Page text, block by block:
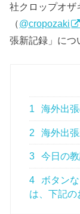
社クロップオザ
（@cropozaki
張新記録」につ
1 海外出
2 海外出
3 今日の教
4
ボタン
は、下記の